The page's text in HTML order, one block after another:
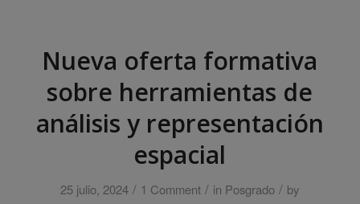
Nueva oferta formativa
sobre herramientas de
análisis y representación
espacial
25 julio, 2024 / 1 Comment / in Posgrado / by